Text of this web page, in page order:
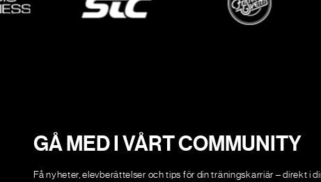
GÅ MED I VÅRT COMMUNITY
Få nyheter, elevberättelser och tips för din träningskarriär – direkt i